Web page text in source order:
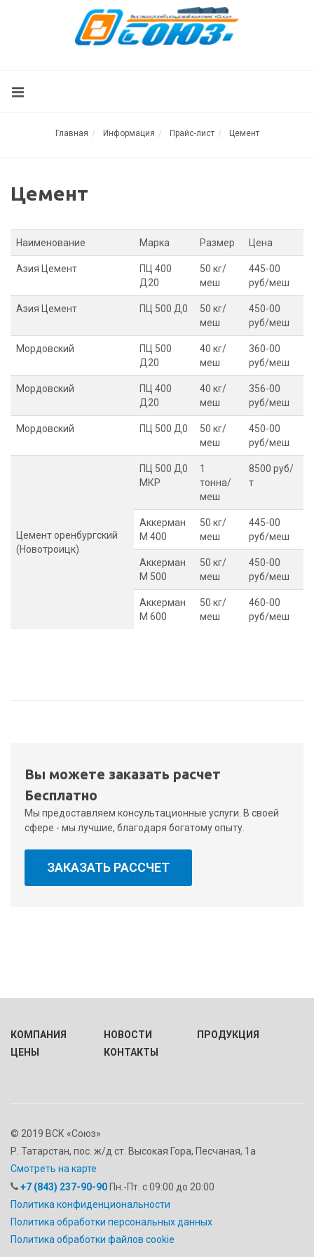
Главная Информация Прайс-лист Цемент
Цемент
Наименование Марка Размер Цена
Азия Цемент
ПЦ 400
Д20
50 кг/
меш
445-00
руб/меш
Азия Цемент ПЦ 500 Д0
50 кг/
меш
450-00
руб/меш
Мордовский
ПЦ 500
Д20
40 кг/
меш
360-00
руб/меш
Мордовский
ПЦ 400
Д20
40 кг/
меш
356-00
руб/меш
Мордовский ПЦ 500 Д0
50 кг/
меш
450-00
руб/меш
Цемент оренбургский
(Новотроицк)
ПЦ 500 Д0
МКР
1
тонна/
меш
8500 руб/
т
Аккерман
М 400
50 кг/
меш
445-00
руб/меш
Аккерман
М 500
50 кг/
меш
450-00
руб/меш
Аккерман
М 600
50 кг/
меш
460-00
руб/меш
Вы можете заказать расчет
Бесплатно
Мы предоставляем консультационные услуги. В своей
сфере - мы лучшие, благодаря богатому опыту.
ЗАКАЗАТЬ РАССЧЕТ
КОМПАНИЯ НОВОСТИ
ПРОДУКЦИЯ
ЦЕНЫ
КОНТАКТЫ
© 2019 ВСК «Союз»
Р. Татарстан, пос. ж/д ст. Высокая Гора, Песчаная, 1а
Смотреть на карте
+7 (843) 237-90-90 Пн.-Пт. с 09:00 до 20:00
Политика конфиденциональности
Политика обработки персональных данных
Политика обработки файлов cookie